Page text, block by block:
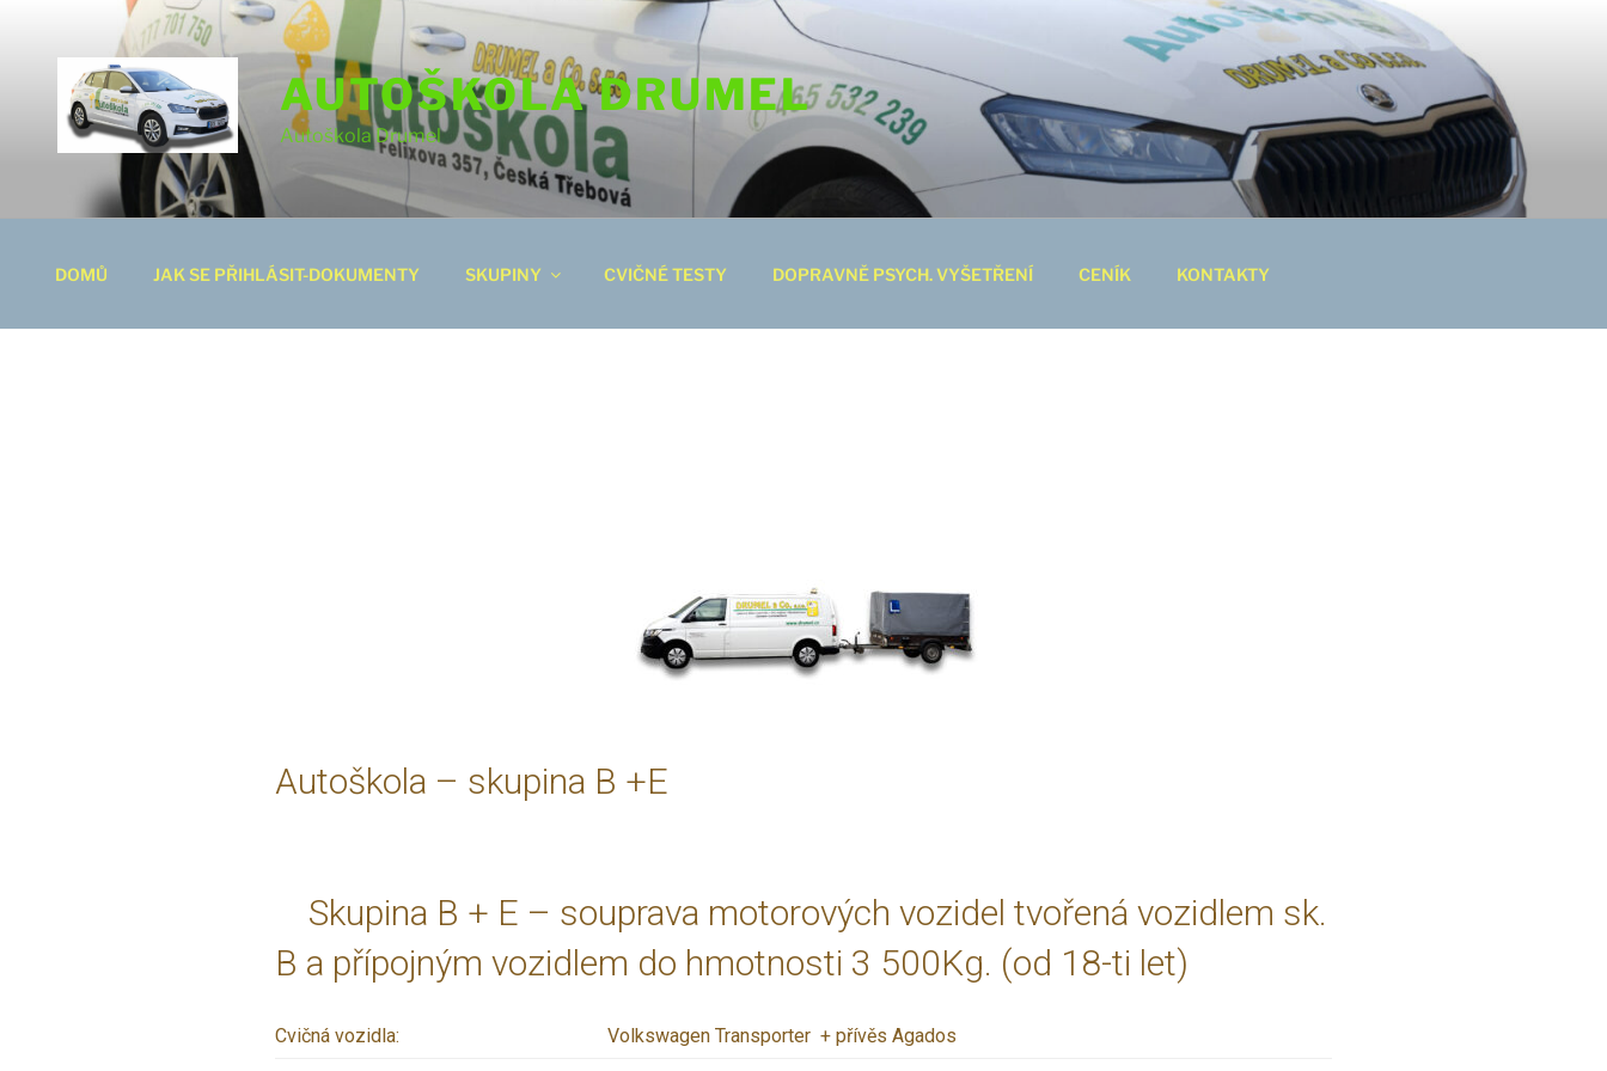
AUTOŠKOLA DRUMEL
Autoškola Drumel
DOMŮ JAK SE PŘIHLÁSIT-DOKUMENTY SKUPINY CVIČNÉ TESTY DOPRAVNĚ PSYCH. VYŠETŘENÍ CENÍK KONTAKTY
Autoškola – skupina B +E
Skupina B + E – souprava motorových vozidel tvořená vozidlem sk.
B a přípojným vozidlem do hmotnosti 3 500Kg. (od 18-ti let)
Cvičná vozidla:
Volkswagen Transporter + přívěs Agados